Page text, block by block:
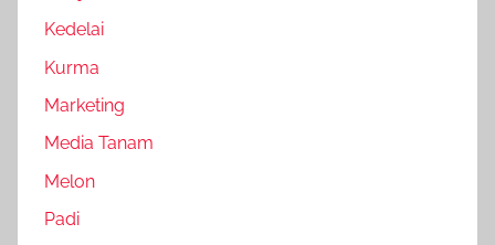
Kedelai
Kurma
Marketing
Media Tanam
Melon
Padi